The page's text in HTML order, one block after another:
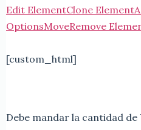
Edit ElementClone Element
OptionsMoveRemove
[custom_html]
Debe mandar la cantidad de